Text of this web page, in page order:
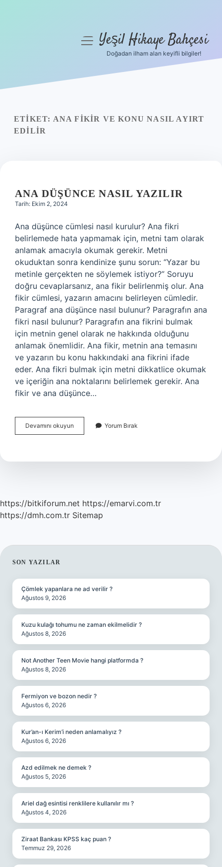
Yasal Uyarı
menüyüYeşil Hikaye Bahçesi
Doğadan ilham alan keyifli bilgiler!
ETIKET: ANA FIKIR VE KONU NASIL AYIRT
EDILIR
ANA DÜŞÜNCE NASIL YAZILIR
Tarih: Ekim 2, 2024
Ana düşünce cümlesi nasıl kurulur? Ana fikri
belirlemede hata yapmamak için, metni tam olarak
anlamak amacıyla okumak gerekir. Metni
okuduktan sonra kendinize şunu sorun: “Yazar bu
metinle gerçekten ne söylemek istiyor?” Soruyu
doğru cevaplarsanız, ana fikir belirlenmiş olur. Ana
fikir cümlesi, yazarın amacını belirleyen cümledir.
Paragraf ana düşünce nasıl bulunur? Paragrafın ana
fikri nasıl bulunur? Paragrafın ana fikrini bulmak
için metnin genel olarak ne hakkında olduğunu
anlamak önemlidir. Ana fikir, metnin ana temasını
ve yazarın bu konu hakkındaki ana fikrini ifade
eder. Ana fikri bulmak için metni dikkatlice okumak
ve içeriğin ana noktalarını belirlemek gerekir. Ana
fikir ve ana düşünce…
Devamını okuyun
Düşünce
Yorum Bırak
https://bitkiforum.net https://emarvi.com.tr
https://dmh.com.tr Sitemap
SIDEBAR
SON YAZILAR
Çömlek yapanlara ne ad verilir ?
Ağustos 9, 2026
Kuzu kulağı tohumu ne zaman ekilmelidir ?
Ağustos 8, 2026
Not Another Teen Movie hangi platformda ?
Ağustos 8, 2026
Fermiyon ve bozon nedir ?
Ağustos 6, 2026
Kur’an-ı Kerim’i neden anlamalıyız ?
Ağustos 6, 2026
Azd edilmek ne demek ?
Ağustos 5, 2026
Ariel dağ esintisi renklilere kullanılır mı ?
Ağustos 4, 2026
Ziraat Bankası KPSS kaç puan ?
Temmuz 29, 2026